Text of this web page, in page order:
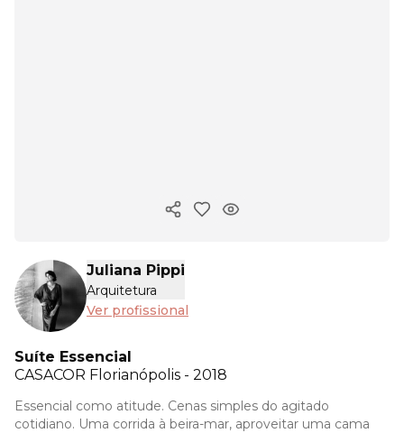
Copiar link
Juliana Pippi
Arquitetura
Ver profissional
Suíte Essencial
CASACOR Florianópolis - 2018
Essencial como atitude. Cenas simples do agitado
cotidiano. Uma corrida à beira-mar, aproveitar uma cama